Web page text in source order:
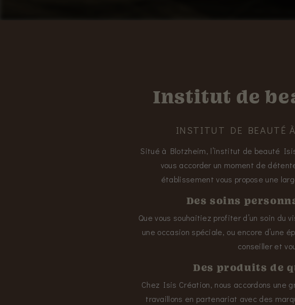
Institut de
INSTITUT DE BEAUTÉ
Situé à Blotzheim, l’institut de beauté
vous accorder un moment de
établissement vous propose une
Des soins
Que vous souhaitiez profiter d’un soin du
une occasion spéciale, ou encore d’une
conseiller et
Des produits de
Chez Isis Création, nous accordons une
travaillons en partenariat avec des